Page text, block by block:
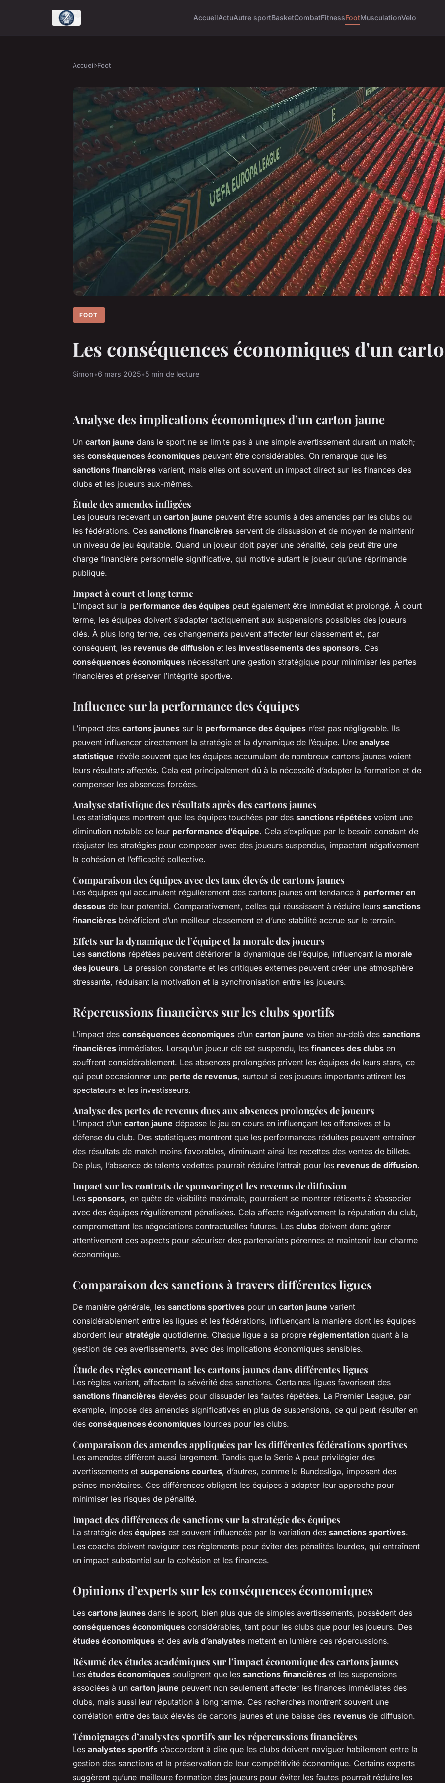
AccueilActuAutre sportBasketCombatFitnessFootMusculationVelo
Accueil›Foot
FOOT
Les conséquences économiques d'un
Simon•6 mars 2025•5 min de lecture
Analyse des implications économiques d’un carton jaune
Un carton jaune dans le sport ne se limite pas à une simple avertissement durant un match;
ses conséquences économiques peuvent être considérables. On remarque que les
sanctions financières varient, mais elles ont souvent un impact direct sur les finances des
clubs et les joueurs eux-mêmes.
Étude des amendes infligées
Les joueurs recevant un carton jaune peuvent être soumis à des amendes par les clubs ou
les fédérations. Ces sanctions financières servent de dissuasion et de moyen de maintenir
un niveau de jeu équitable. Quand un joueur doit payer une pénalité, cela peut être une
charge financière personnelle significative, qui motive autant le joueur qu’une réprimande
publique.
Impact à court et long terme
L’impact sur la performance des équipes peut également être immédiat et prolongé. À court
terme, les équipes doivent s’adapter tactiquement aux suspensions possibles des joueurs
clés. À plus long terme, ces changements peuvent affecter leur classement et, par
conséquent, les revenus de diffusion et les investissements des sponsors. Ces
conséquences économiques nécessitent une gestion stratégique pour minimiser les pertes
financières et préserver l’intégrité sportive.
Influence sur la performance des équipes
L’impact des cartons jaunes sur la performance des équipes n’est pas négligeable. Ils
peuvent influencer directement la stratégie et la dynamique de l’équipe. Une analyse
statistique révèle souvent que les équipes accumulant de nombreux cartons jaunes voient
leurs résultats affectés. Cela est principalement dû à la nécessité d’adapter la formation et de
compenser les absences forcées.
Analyse statistique des résultats après des cartons jaunes
Les statistiques montrent que les équipes touchées par des sanctions répétées voient une
diminution notable de leur performance d’équipe. Cela s’explique par le besoin constant de
réajuster les stratégies pour composer avec des joueurs suspendus, impactant négativement
la cohésion et l’efficacité collective.
Comparaison des équipes avec des taux élevés de cartons jaunes
Les équipes qui accumulent régulièrement des cartons jaunes ont tendance à performer en
dessous de leur potentiel. Comparativement, celles qui réussissent à réduire leurs sanctions
financières bénéficient d’un meilleur classement et d’une stabilité accrue sur le terrain.
Effets sur la dynamique de l’équipe et la morale des joueurs
Les sanctions répétées peuvent détériorer la dynamique de l’équipe, influençant la morale
des joueurs. La pression constante et les critiques externes peuvent créer une atmosphère
stressante, réduisant la motivation et la synchronisation entre les joueurs.
Répercussions financières sur les clubs sportifs
L’impact des conséquences économiques d’un carton jaune va bien au-delà des sanctions
financières immédiates. Lorsqu’un joueur clé est suspendu, les finances des clubs en
souffrent considérablement. Les absences prolongées privent les équipes de leurs stars, ce
qui peut occasionner une perte de revenus, surtout si ces joueurs importants attirent les
spectateurs et les investisseurs.
Analyse des pertes de revenus dues aux absences prolongées de joueurs
L’impact d’un carton jaune dépasse le jeu en cours en influençant les offensives et la
défense du club. Des statistiques montrent que les performances réduites peuvent entraîner
des résultats de match moins favorables, diminuant ainsi les recettes des ventes de billets.
De plus, l’absence de talents vedettes pourrait réduire l’attrait pour les revenus de diffusion.
Impact sur les contrats de sponsoring et les revenus de diffusion
Les sponsors, en quête de visibilité maximale, pourraient se montrer réticents à s’associer
avec des équipes régulièrement pénalisées. Cela affecte négativement la réputation du club,
compromettant les négociations contractuelles futures. Les clubs doivent donc gérer
attentivement ces aspects pour sécuriser des partenariats pérennes et maintenir leur charme
économique.
Comparaison des sanctions à travers différentes ligues
De manière générale, les sanctions sportives pour un carton jaune varient
considérablement entre les ligues et les fédérations, influençant la manière dont les équipes
abordent leur stratégie quotidienne. Chaque ligue a sa propre réglementation quant à la
gestion de ces avertissements, avec des implications économiques sensibles.
Étude des règles concernant les cartons jaunes dans différentes ligues
Les règles varient, affectant la sévérité des sanctions. Certaines ligues favorisent des
sanctions financières élevées pour dissuader les fautes répétées. La Premier League, par
exemple, impose des amendes significatives en plus de suspensions, ce qui peut résulter en
des conséquences économiques lourdes pour les clubs.
Comparaison des amendes appliquées par les différentes fédérations sportives
Les amendes diffèrent aussi largement. Tandis que la Serie A peut privilégier des
avertissements et suspensions courtes, d’autres, comme la Bundesliga, imposent des
peines monétaires. Ces différences obligent les équipes à adapter leur approche pour
minimiser les risques de pénalité.
Impact des différences de sanctions sur la stratégie des équipes
La stratégie des équipes est souvent influencée par la variation des sanctions sportives.
Les coachs doivent naviguer ces règlements pour éviter des pénalités lourdes, qui entraînent
un impact substantiel sur la cohésion et les finances.
Opinions d’experts sur les conséquences économiques
Les cartons jaunes dans le sport, bien plus que de simples avertissements, possèdent des
conséquences économiques considérables, tant pour les clubs que pour les joueurs. Des
études économiques et des avis d’analystes mettent en lumière ces répercussions.
Résumé des études académiques sur l’impact économique des cartons jaunes
Les études économiques soulignent que les sanctions financières et les suspensions
associées à un carton jaune peuvent non seulement affecter les finances immédiates des
clubs, mais aussi leur réputation à long terme. Ces recherches montrent souvent une
corrélation entre des taux élevés de cartons jaunes et une baisse des revenus de diffusion.
Témoignages d’analystes sportifs sur les répercussions financières
Les analystes sportifs s’accordent à dire que les clubs doivent naviguer habilement entre la
gestion des sanctions et la préservation de leur compétitivité économique. Certains experts
suggèrent qu’une meilleure formation des joueurs pour éviter les fautes pourrait réduire les